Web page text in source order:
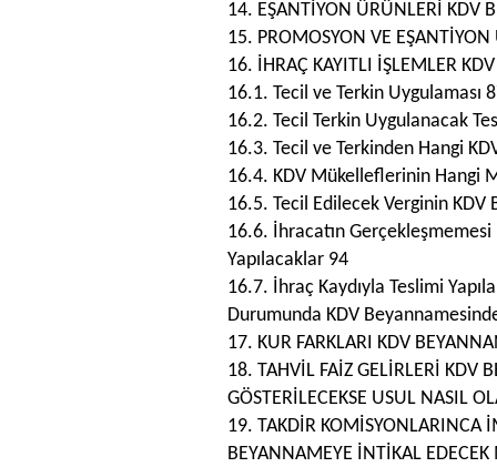
14. EŞANTİYON ÜRÜNLERİ KDV
15. PROMOSYON VE
16. İHRAÇ KAYITLI İŞLEMLER
16.1. Tecil ve Terkin Uygulaması
16.2. Tecil Terkin Uygulanacak
16.3. Tecil ve Terkinden Hangi
16.4. KDV Mükelleflerinin Hangi
16.5. Tecil Edilecek Verginin KDV
16.6. İhracatın
Yapılacaklar 94
16.7. İhraç Kaydıyla Teslimi
Durumunda KDV
17. KUR FARKLARI KDV
18. TAHVİL FAİZ GELİRLERİ KDV
GÖSTERİLECEKSE USUL NASIL
19. TAKDİR KOMİSYONLARINCA
BEYANNAMEYE İNTİKAL